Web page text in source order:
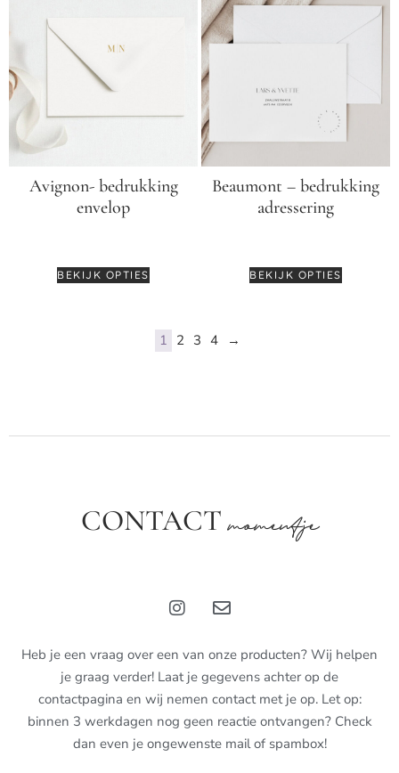
Avignon- bedrukking
envelop
BEKIJK OPTIES
Beaumont – bedrukking
adressering
BEKIJK OPTIES
1 2 3 4 →
CONTACTmomentje
Heb je een vraag over een van onze producten? Wij helpen
je graag verder! Laat je gegevens achter op de
contactpagina en wij nemen contact met je op. Let op:
binnen 3 werkdagen nog geen reactie ontvangen? Check
dan even je ongewenste mail of spambox!